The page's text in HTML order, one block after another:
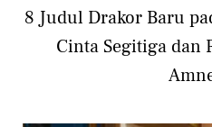
8 Judul Drakor Baru
Cinta Segitiga dan